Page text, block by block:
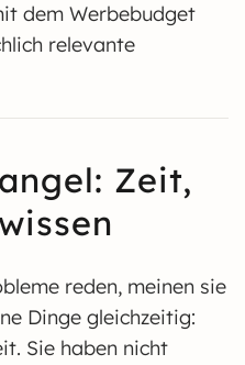
dem Werbebudget
relevante
Zeit,
reden, meinen sie
Dinge gleichzeitig:
Sie haben nicht